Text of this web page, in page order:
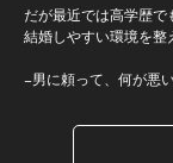
だが最近では高学歴で
結婚しやすい環境を整
−男に頼って、何が悪